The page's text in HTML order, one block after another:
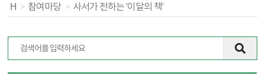
H > 참여마당 > 사서가 전하는 '이달의 책'
전체 11건